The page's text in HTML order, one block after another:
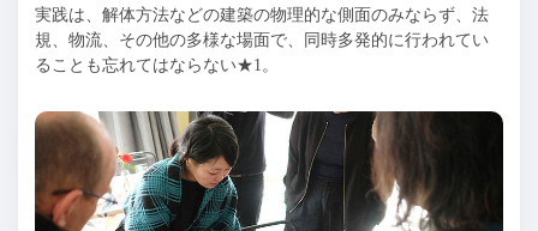
実践は、解体方法などの建築の物理的な側面のみならず、法
規、物流、その他の多様な場面で、同時多発的に行われてい
ることも忘れてはならない★1。